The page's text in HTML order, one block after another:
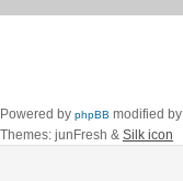
Powered by phpBB modified by
Themes: junFresh & Silk icon